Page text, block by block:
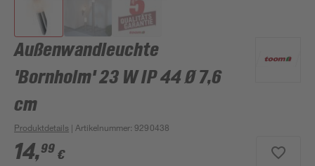
Außenwandleuchte
'Bornholm' 23 W IP 44 Ø 7,6
cm
Produktdetails | Artikelnummer:9290438
14,99 €